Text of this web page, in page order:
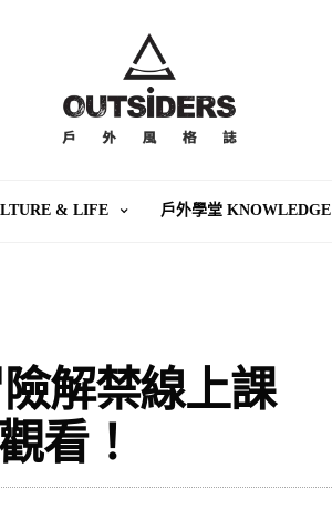
& LIFE 戶外學堂 KNOWLEDGE
解禁線上課
看！